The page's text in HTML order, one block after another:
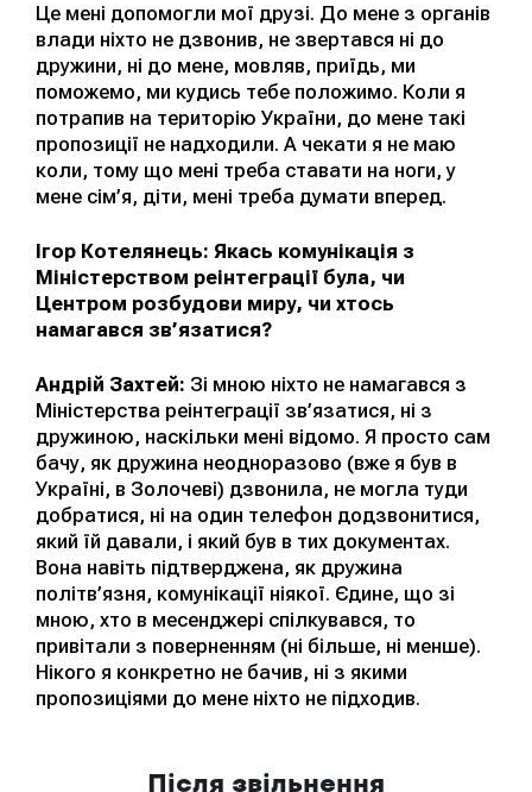
Це мені допомогли мої друзі. До мене з органів
влади ніхто не дзвонив, не звертався ні до
дружини, ні до мене, мовляв, приїдь, ми
поможемо, ми кудись тебе положимо. Коли я
потрапив на територію України, до мене такі
пропозиції не надходили. А чекати я не маю
коли, тому що мені треба ставати на ноги, у
мене сім’я, діти, мені треба думати вперед.
Ігор Котелянець: Якась комунікація з
Міністерством реінтеграції була, чи
Центром розбудови миру, чи хтось
намагався зв’язатися?
Андрій Захтей: Зі мною ніхто не намагався з
Міністерства реінтеграції зв’язатися, ні з
дружиною, наскільки мені відомо. Я просто сам
бачу, як дружина неодноразово (вже я був в
Україні, в Золочеві) дзвонила, не могла туди
добратися, ні на один телефон додзвонитися,
який їй давали, і який був в тих документах.
Вона навіть підтверджена, як дружина
політв’язня, комунікації ніякої. Єдине, що зі
мною, хто в месенджері спілкувався, то
привітали з поверненням (ні більше, ні менше).
Нікого я конкретно не бачив, ні з якими
пропозиціями до мене ніхто не підходив.
Після звільнення